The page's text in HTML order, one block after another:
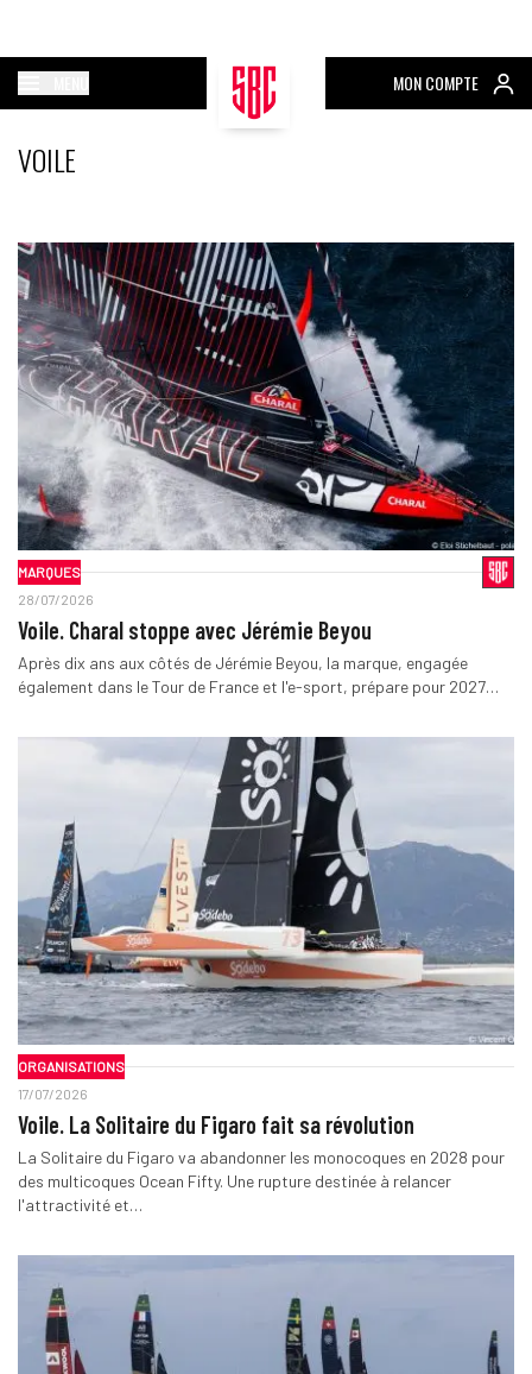
MON COMPTE
VOILE
MARQUES
28/07/2026
Voile. Charal stoppe avec Jérémie Beyou
Après dix ans aux côtés de Jérémie Beyou, la marque, engagée
également dans le Tour de France et l'e-sport, prépare pour 2027…
ORGANISATIONS
17/07/2026
Voile. La Solitaire du Figaro fait sa révolution
La Solitaire du Figaro va abandonner les monocoques en 2028 pour
des multicoques Ocean Fifty. Une rupture destinée à relancer
l'attractivité et…